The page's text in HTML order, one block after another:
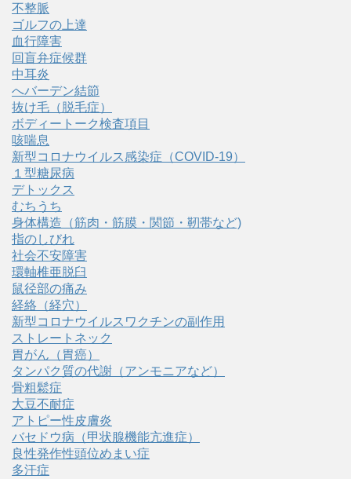
不整脈
ゴルフの上達
血行障害
回盲弁症候群
中耳炎
へバーデン結節
抜け毛（脱毛症）
ボディートーク検査項目
咳喘息
新型コロナウイルス感染症（COVID‑19）
１型糖尿病
デトックス
むちうち
身体構造（筋肉・筋膜・関節・靭帯など)
指のしびれ
社会不安障害
環軸椎亜脱臼
鼠径部の痛み
経絡（経穴）
新型コロナウイルスワクチンの副作用
ストレートネック
胃がん（胃癌）
タンパク質の代謝（アンモニアなど）
骨粗鬆症
大豆不耐症
アトピー性皮膚炎
バセドウ病（甲状腺機能亢進症）
良性発作性頭位めまい症
多汗症